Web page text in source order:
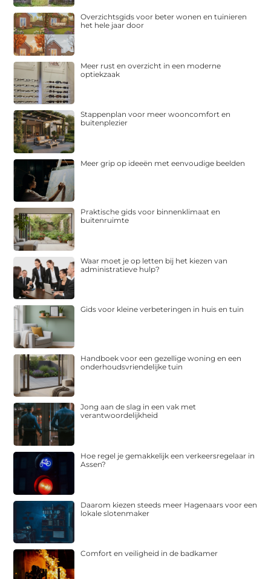
Overzichtsgids voor beter wonen en tuinieren
het hele jaar door
Meer rust en overzicht in een moderne
optiekzaak
Stappenplan voor meer wooncomfort en
buitenplezier
Meer grip op ideeën met eenvoudige beelden
Praktische gids voor binnenklimaat en
buitenruimte
Waar moet je op letten bij het kiezen van
administratieve hulp?
Gids voor kleine verbeteringen in huis en tuin
Handboek voor een gezellige woning en een
onderhoudsvriendelijke tuin
Jong aan de slag in een vak met
verantwoordelijkheid
Hoe regel je gemakkelijk een verkeersregelaar in
Assen?
Daarom kiezen steeds meer Hagenaars voor een
lokale slotenmaker
Comfort en veiligheid in de badkamer